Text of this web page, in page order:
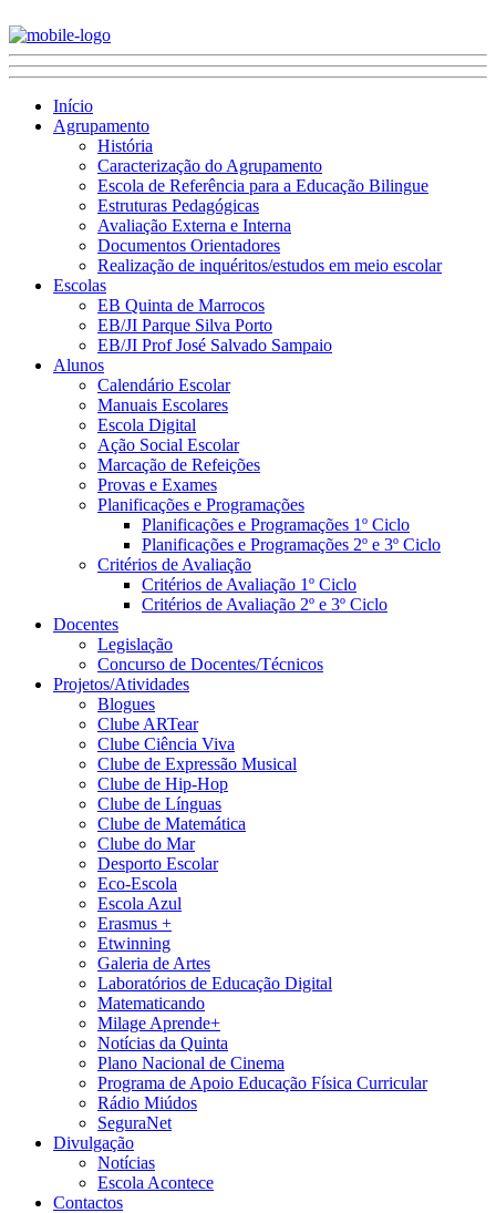
Início
Agrupamento
História
Caracterização do Agrupamento
Escola de Referência para a Educação Bilingue
Estruturas Pedagógicas
Avaliação Externa e Interna
Documentos Orientadores
Realização de inquéritos/estudos em meio escolar
Escolas
EB Quinta de Marrocos
EB/JI Parque Silva Porto
EB/JI Prof José Salvado Sampaio
Alunos
Calendário Escolar
Manuais Escolares
Escola Digital
Ação Social Escolar
Marcação de Refeições
Provas e Exames
Planificações e Programações
Planificações e Programações 1º Ciclo
Planificações e Programações 2º e 3º Ciclo
Critérios de Avaliação
Critérios de Avaliação 1º Ciclo
Critérios de Avaliação 2º e 3º Ciclo
Docentes
Legislação
Concurso de Docentes/Técnicos
Projetos/Atividades
Blogues
Clube ARTear
Clube Ciência Viva
Clube de Expressão Musical
Clube de Hip-Hop
Clube de Línguas
Clube de Matemática
Clube do Mar
Desporto Escolar
Eco-Escola
Escola Azul
Erasmus +
Etwinning
Galeria de Artes
Laboratórios de Educação Digital
Matematicando
Milage Aprende+
Notícias da Quinta
Plano Nacional de Cinema
Programa de Apoio Educação Física Curricular
Rádio Miúdos
SeguraNet
Divulgação
Notícias
Escola Acontece
Contactos